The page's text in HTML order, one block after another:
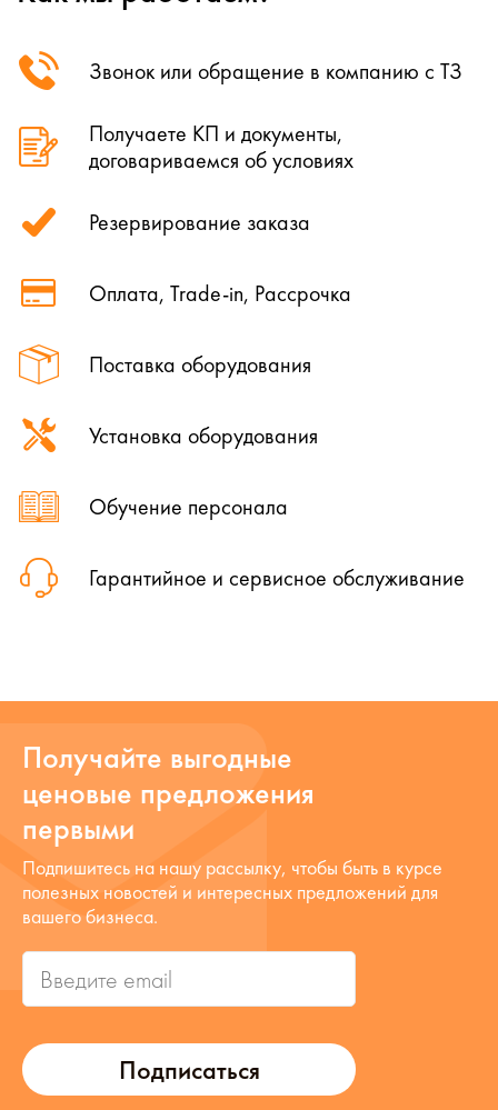
Звонок или обращение в компанию с ТЗ
Поставка оборудования
Получаете КП и документы,
договариваемся об условиях
Установка оборудования
Резервирование заказа
Обучение персонала
Оплата, Trade-in, Рассрочка
Гарантийное и сервисное обслуживание
Получайте выгодные
ценовые предложения
первыми
Подписаться
Подпишитесь на нашу рассылку, чтобы быть в курсе
полезных новостей и интересных предложений для
вашего бизнеса.